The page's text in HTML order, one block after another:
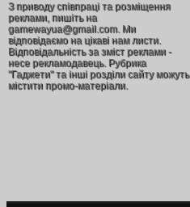
З приводу співпраці та розміщення
реклами, пишіть на
gamewayua@gmail.com. Ми
відповідаємо на цікаві нам листи.
Відповідальність за зміст реклами -
несе рекламодавець. Рубрика
"Гаджети" та інші розділи сайту можуть
містити промо-матеріали.